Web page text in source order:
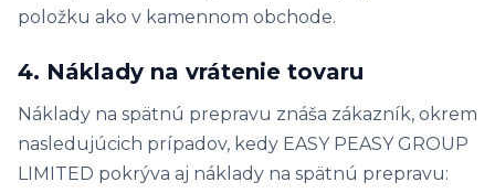
položku ako v kamennom obchode.
4. Náklady na vrátenie tovaru
Náklady na spätnú prepravu znáša zákazník, okrem
nasledujúcich prípadov, kedy EASY PEASY GROUP
LIMITED pokrýva aj náklady na spätnú prepravu: